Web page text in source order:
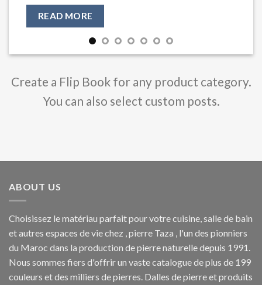
READ MORE
Create a Flip Book for any product category.
You can also select custom posts.
ABOUT US
Choisissez le matériau parfait pour votre cuisine, salle de bain
et autres espaces de vie chez , pierre Taza , l'un des pionniers
du Maroc dans la production de pierre naturelle depuis 1991.
Nous sommes fiers d'offrir un vaste catalogue de plus de 199
couleurs et des milliers de pierres. Dalles de pierre et produits